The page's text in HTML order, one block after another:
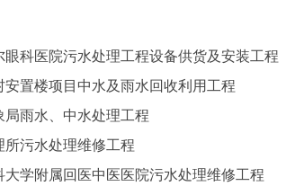
眼科医院污水处理工程设备供货及安装工程
安置楼项目中水及雨水回收利用工程
局雨水、中水处理工程
所污水处理维修工程
大学附属回医中医医院污水处理维修工程